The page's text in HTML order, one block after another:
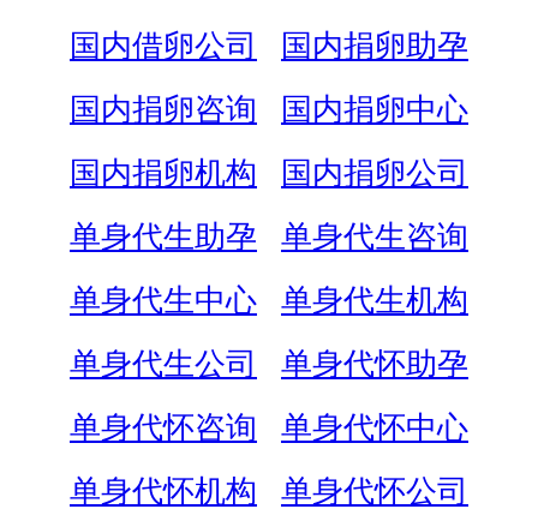
国内借卵公司
国内捐卵助孕
国内捐卵咨询
国内捐卵中心
国内捐卵机构
国内捐卵公司
单身代生助孕
单身代生咨询
单身代生中心
单身代生机构
单身代生公司
单身代怀助孕
单身代怀咨询
单身代怀中心
单身代怀机构
单身代怀公司